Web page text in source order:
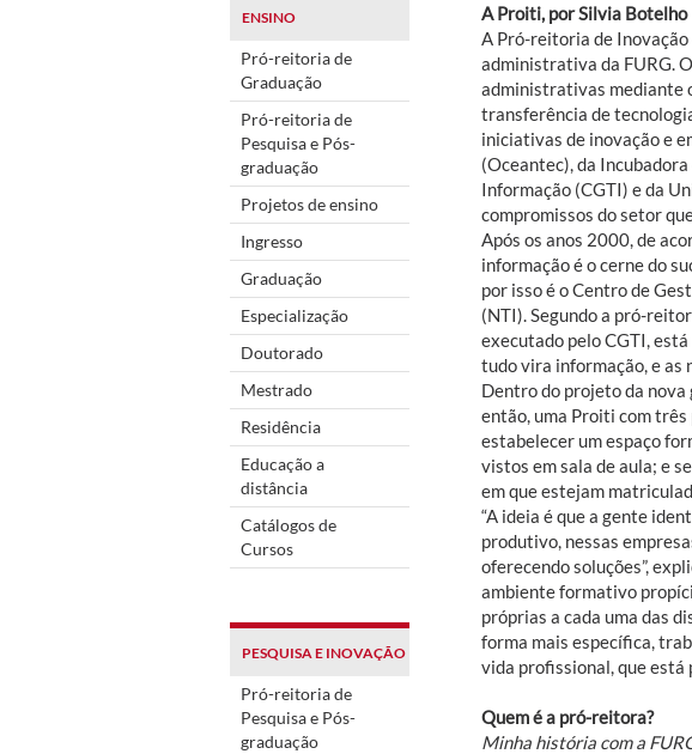
ENSINO
Pró-reitoria de
Graduação
Pró-reitoria de
Pesquisa e Pós-
graduação
Projetos de ensino
Ingresso
Graduação
Especialização
Doutorado
Mestrado
Residência
Educação a
distância
Catálogos de
Cursos
PESQUISA E INOVAÇÃO
Pró-reitoria de
Pesquisa e Pós-
graduação
A Proiti, por Silvia Botelho
A Pró-reitoria de
administrativa da FURG.
administrativas mediante
transferência de
iniciativas de inovação e
(Oceantec), da
Informação (CGTI) e da
compromissos do setor
Após os anos 2000, de
informação é o cerne do
por isso é o Centro de
(NTI). Segundo a pró-
executado pelo CGTI,
tudo vira informação, e as
Dentro do projeto da nova
então, uma Proiti com
estabelecer um espaço
vistos em sala de aula; e
em que estejam
“A ideia é que a gente
produtivo, nessas
oferecendo soluções”,
ambiente formativo
próprias a cada uma das
forma mais específica,
vida profissional, que está
Quem é a pró-reitora?
Minha história com a